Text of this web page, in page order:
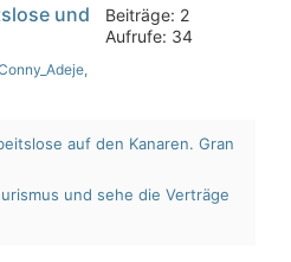
und
,
Beiträge: 2
Aufrufe: 34
auf den Kanaren. Gran
und sehe die Verträge